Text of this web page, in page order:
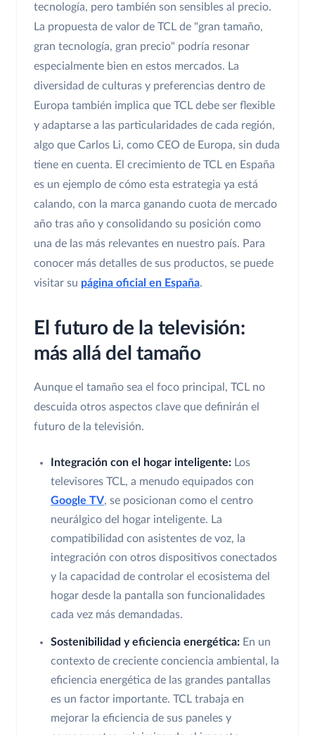
tecnología, pero también son sensibles al precio.
La propuesta de valor de TCL de "gran tamaño,
gran tecnología, gran precio" podría resonar
especialmente bien en estos mercados. La
diversidad de culturas y preferencias dentro de
Europa también implica que TCL debe ser flexible
y adaptarse a las particularidades de cada región,
algo que Carlos Li, como CEO de Europa, sin duda
tiene en cuenta. El crecimiento de TCL en España
es un ejemplo de cómo esta estrategia ya está
calando, con la marca ganando cuota de mercado
año tras año y consolidando su posición como
una de las más relevantes en nuestro país. Para
conocer más detalles de sus productos, se puede
visitar su página oficial en España.
El futuro de la televisión:
más allá del tamaño
Aunque el tamaño sea el foco principal, TCL no
descuida otros aspectos clave que definirán el
futuro de la televisión.
Integración con el hogar inteligente: Los
televisores TCL, a menudo equipados con
Google TV, se posicionan como el centro
neurálgico del hogar inteligente. La
compatibilidad con asistentes de voz, la
integración con otros dispositivos conectados
y la capacidad de controlar el ecosistema del
hogar desde la pantalla son funcionalidades
cada vez más demandadas.
Sostenibilidad y eficiencia energética: En un
contexto de creciente conciencia ambiental, la
eficiencia energética de las grandes pantallas
es un factor importante. TCL trabaja en
mejorar la eficiencia de sus paneles y